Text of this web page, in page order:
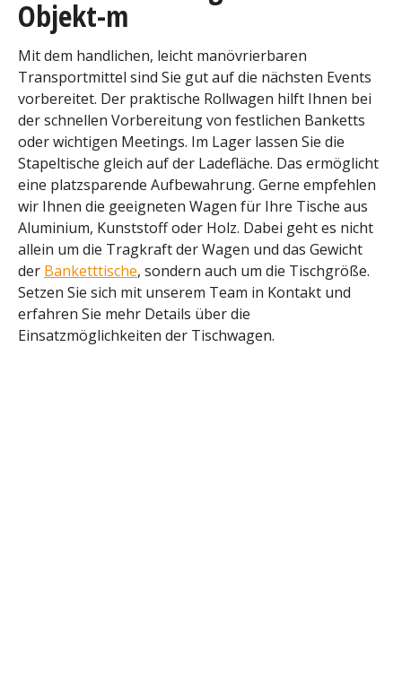
Objekt-m
Mit dem handlichen, leicht manövrierbaren
Transportmittel sind Sie gut auf die nächsten Events
vorbereitet. Der praktische Rollwagen hilft Ihnen bei
der schnellen Vorbereitung von festlichen Banketts
oder wichtigen Meetings. Im Lager lassen Sie die
Stapeltische gleich auf der Ladefläche. Das ermöglicht
eine platzsparende Aufbewahrung. Gerne empfehlen
wir Ihnen die geeigneten Wagen für Ihre Tische aus
Aluminium, Kunststoff oder Holz. Dabei geht es nicht
allein um die Tragkraft der Wagen und das Gewicht
der Banketttische, sondern auch um die Tischgröße.
Setzen Sie sich mit unserem Team in Kontakt und
erfahren Sie mehr Details über die
Einsatzmöglichkeiten der Tischwagen.